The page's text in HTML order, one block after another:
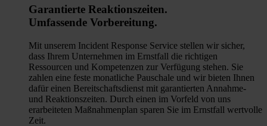
Garantierte Reaktionszeiten.
Umfassende Vorbereitung.
Mit unserem Incident Response Service stellen wir sicher,
dass Ihrem Unternehmen im Ernstfall die richtigen
Ressourcen und Kompetenzen zur Verfügung stehen. Sie
zahlen eine feste monatliche Pauschale und wir bieten Ihnen
dafür einen Bereitschaftsdienst mit garantierten Annahme-
und Reaktionszeiten. Durch einen im Vorfeld von uns
erarbeiteten Maßnahmenplan sparen Sie im Ernstfall wertvolle
Zeit.